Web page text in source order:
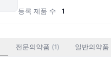
등록 제품 수
1
전문의약품 (1) 일반의약품